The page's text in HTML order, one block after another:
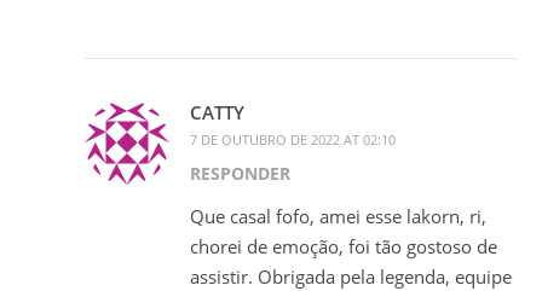
CATTY
7 DE OUTUBRO DE 2022 AT 02:10
RESPONDER
Que casal fofo, amei esse lakorn, ri,
chorei de emoção, foi tão gostoso de
assistir. Obrigada pela legenda, equipe